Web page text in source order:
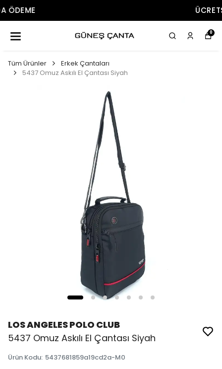
0
Tüm Ürünler
Erkek Çantaları
5437 Omuz Askılı El Çantası Siyah
LOS ANGELES POLO CLUB
5437 Omuz Askılı El Çantası Siyah
Ürün Kodu: 5437681859a19cd2a-M0